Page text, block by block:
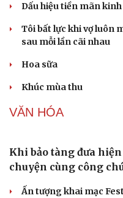
Dấu hiệu tiền mãn
Tôi bất lực khi vợ luôn
sau mỗi lần cãi nhau
Hoa sữa
Khúc mùa thu
VĂN HÓA
Khi bảo tàng đưa
chuyện cùng công
Ấn tượng khai mạc